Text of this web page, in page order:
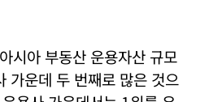
시아 부동산 운용자산 규모
운데 두 번째로 많은 것으